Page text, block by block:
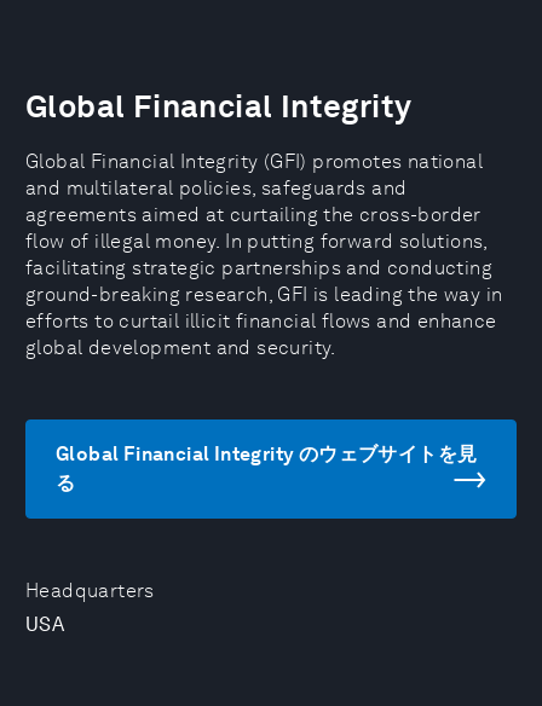
Headquarters
USA
Global Financial Integrity
Global Financial Integrity (GFI) promotes national
and multilateral policies, safeguards and
agreements aimed at curtailing the cross-border
flow of illegal money. In putting forward solutions,
facilitating strategic partnerships and conducting
ground-breaking research, GFI is leading the way in
efforts to curtail illicit financial flows and enhance
global development and security.
Global Financial Integrity のウェブサイトを見
る